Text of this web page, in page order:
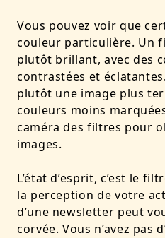
Vous pouvez voir que
couleur particulière. Un
plutôt brillant, avec des
contrastées et
plutôt une image plus
couleurs moins
caméra des filtres pour
images.
L’état d’esprit, c’est le
la perception de votre
d’une newsletter peut
corvée. Vous n’avez pas